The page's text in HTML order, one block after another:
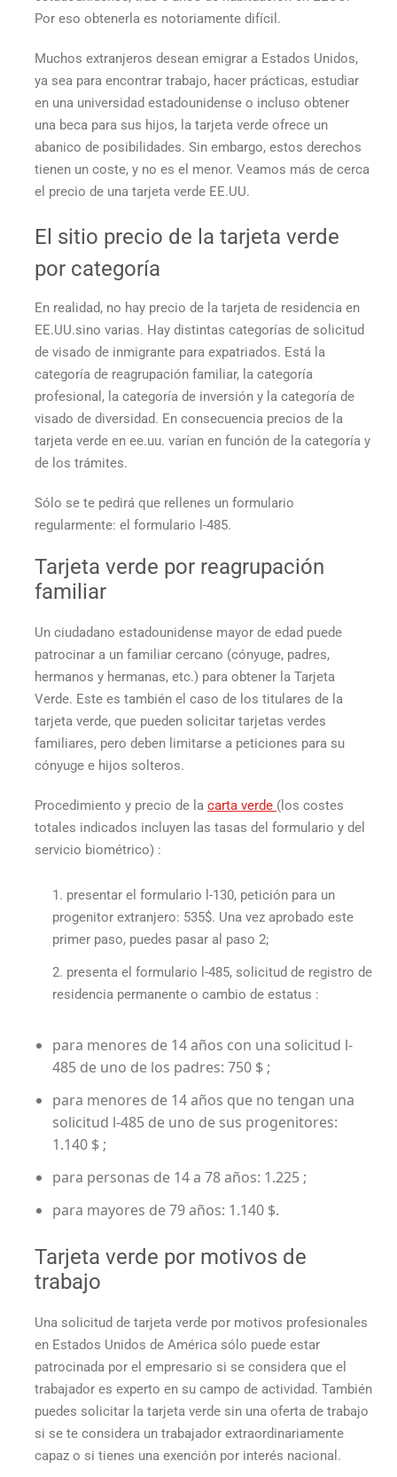
Por eso obtenerla es notoriamente difícil.
Muchos extranjeros desean emigrar a Estados Unidos,
ya sea para encontrar trabajo, hacer prácticas, estudiar
en una universidad estadounidense o incluso obtener
una beca para sus hijos, la tarjeta verde ofrece un
abanico de posibilidades. Sin embargo, estos derechos
tienen un coste, y no es el menor. Veamos más de cerca
el precio de una tarjeta verde EE.UU.
El sitio precio de la tarjeta verde
por categoría
En realidad, no hay precio de la tarjeta de residencia en
EE.UU.sino varias. Hay distintas categorías de solicitud
de visado de inmigrante para expatriados. Está la
categoría de reagrupación familiar, la categoría
profesional, la categoría de inversión y la categoría de
visado de diversidad. En consecuencia precios de la
tarjeta verde en ee.uu. varían en función de la categoría y
de los trámites.
Sólo se te pedirá que rellenes un formulario
regularmente: el formulario l-485.
Tarjeta verde por reagrupación
familiar
Un ciudadano estadounidense mayor de edad puede
patrocinar a un familiar cercano (cónyuge, padres,
hermanos y hermanas, etc.) para obtener la Tarjeta
Verde. Este es también el caso de los titulares de la
tarjeta verde, que pueden solicitar tarjetas verdes
familiares, pero deben limitarse a peticiones para su
cónyuge e hijos solteros.
Procedimiento y precio de la carta verde (los costes
totales indicados incluyen las tasas del formulario y del
servicio biométrico) :
presentar el formulario l-130, petición para un
progenitor extranjero: 535$. Una vez aprobado este
primer paso, puedes pasar al paso 2;
presenta el formulario l-485, solicitud de registro de
residencia permanente o cambio de estatus :
para menores de 14 años con una solicitud l-
485 de uno de los padres: 750 $ ;
para menores de 14 años que no tengan una
solicitud l-485 de uno de sus progenitores:
1.140 $ ;
para personas de 14 a 78 años: 1.225 ;
para mayores de 79 años: 1.140 $.
Tarjeta verde por motivos de
trabajo
Una solicitud de tarjeta verde por motivos profesionales
en Estados Unidos de América sólo puede estar
patrocinada por el empresario si se considera que el
trabajador es experto en su campo de actividad. También
puedes solicitar la tarjeta verde sin una oferta de trabajo
si se te considera un trabajador extraordinariamente
capaz o si tienes una exención por interés nacional.